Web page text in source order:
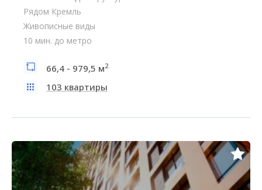
Рядом Кремль
Живописные виды
10 мин. до метро
66,4 - 979,5 м2
103 квартиры